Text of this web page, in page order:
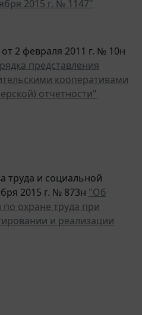
представления
кооперативами
отчетности"
2015 г. № 873н"Об
охране труда при
и реализации